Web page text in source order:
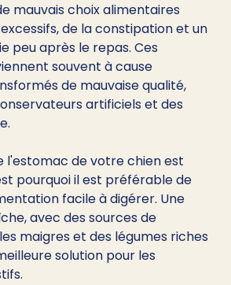
mauvais choix alimentaires
de la constipation et un
peu après le repas. Ces
souvent à cause
de mauvaise qualité,
artificiels et des
l'estomac de votre chien est
pourquoi il est préférable de
facile à digérer. Une
avec des sources de
maigres et des légumes riches
solution pour les